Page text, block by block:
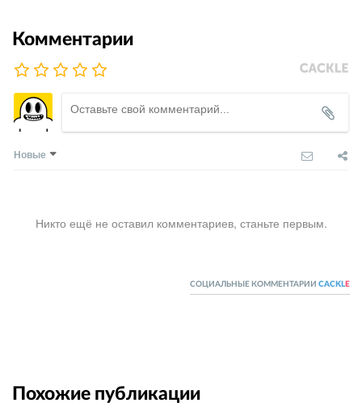
Комментарии
Новые
Никто ещё не оставил комментариев, станьте первым.
СОЦИАЛЬНЫЕ КОММЕНТАРИИ CACKL E
Похожие публикации